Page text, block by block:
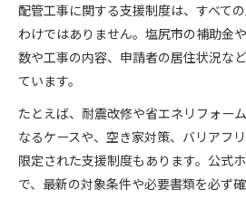
配管工事に関する支援制度は、すべて
わけではありません。塩尻市の補助金
数や工事の内容、申請者の居住状況な
ています。
たとえば、耐震改修や省エネリフォー
なるケースや、空き家対策、バリアフ
限定された支援制度もあります。公式
で、最新の対象条件や必要書類を必ず確